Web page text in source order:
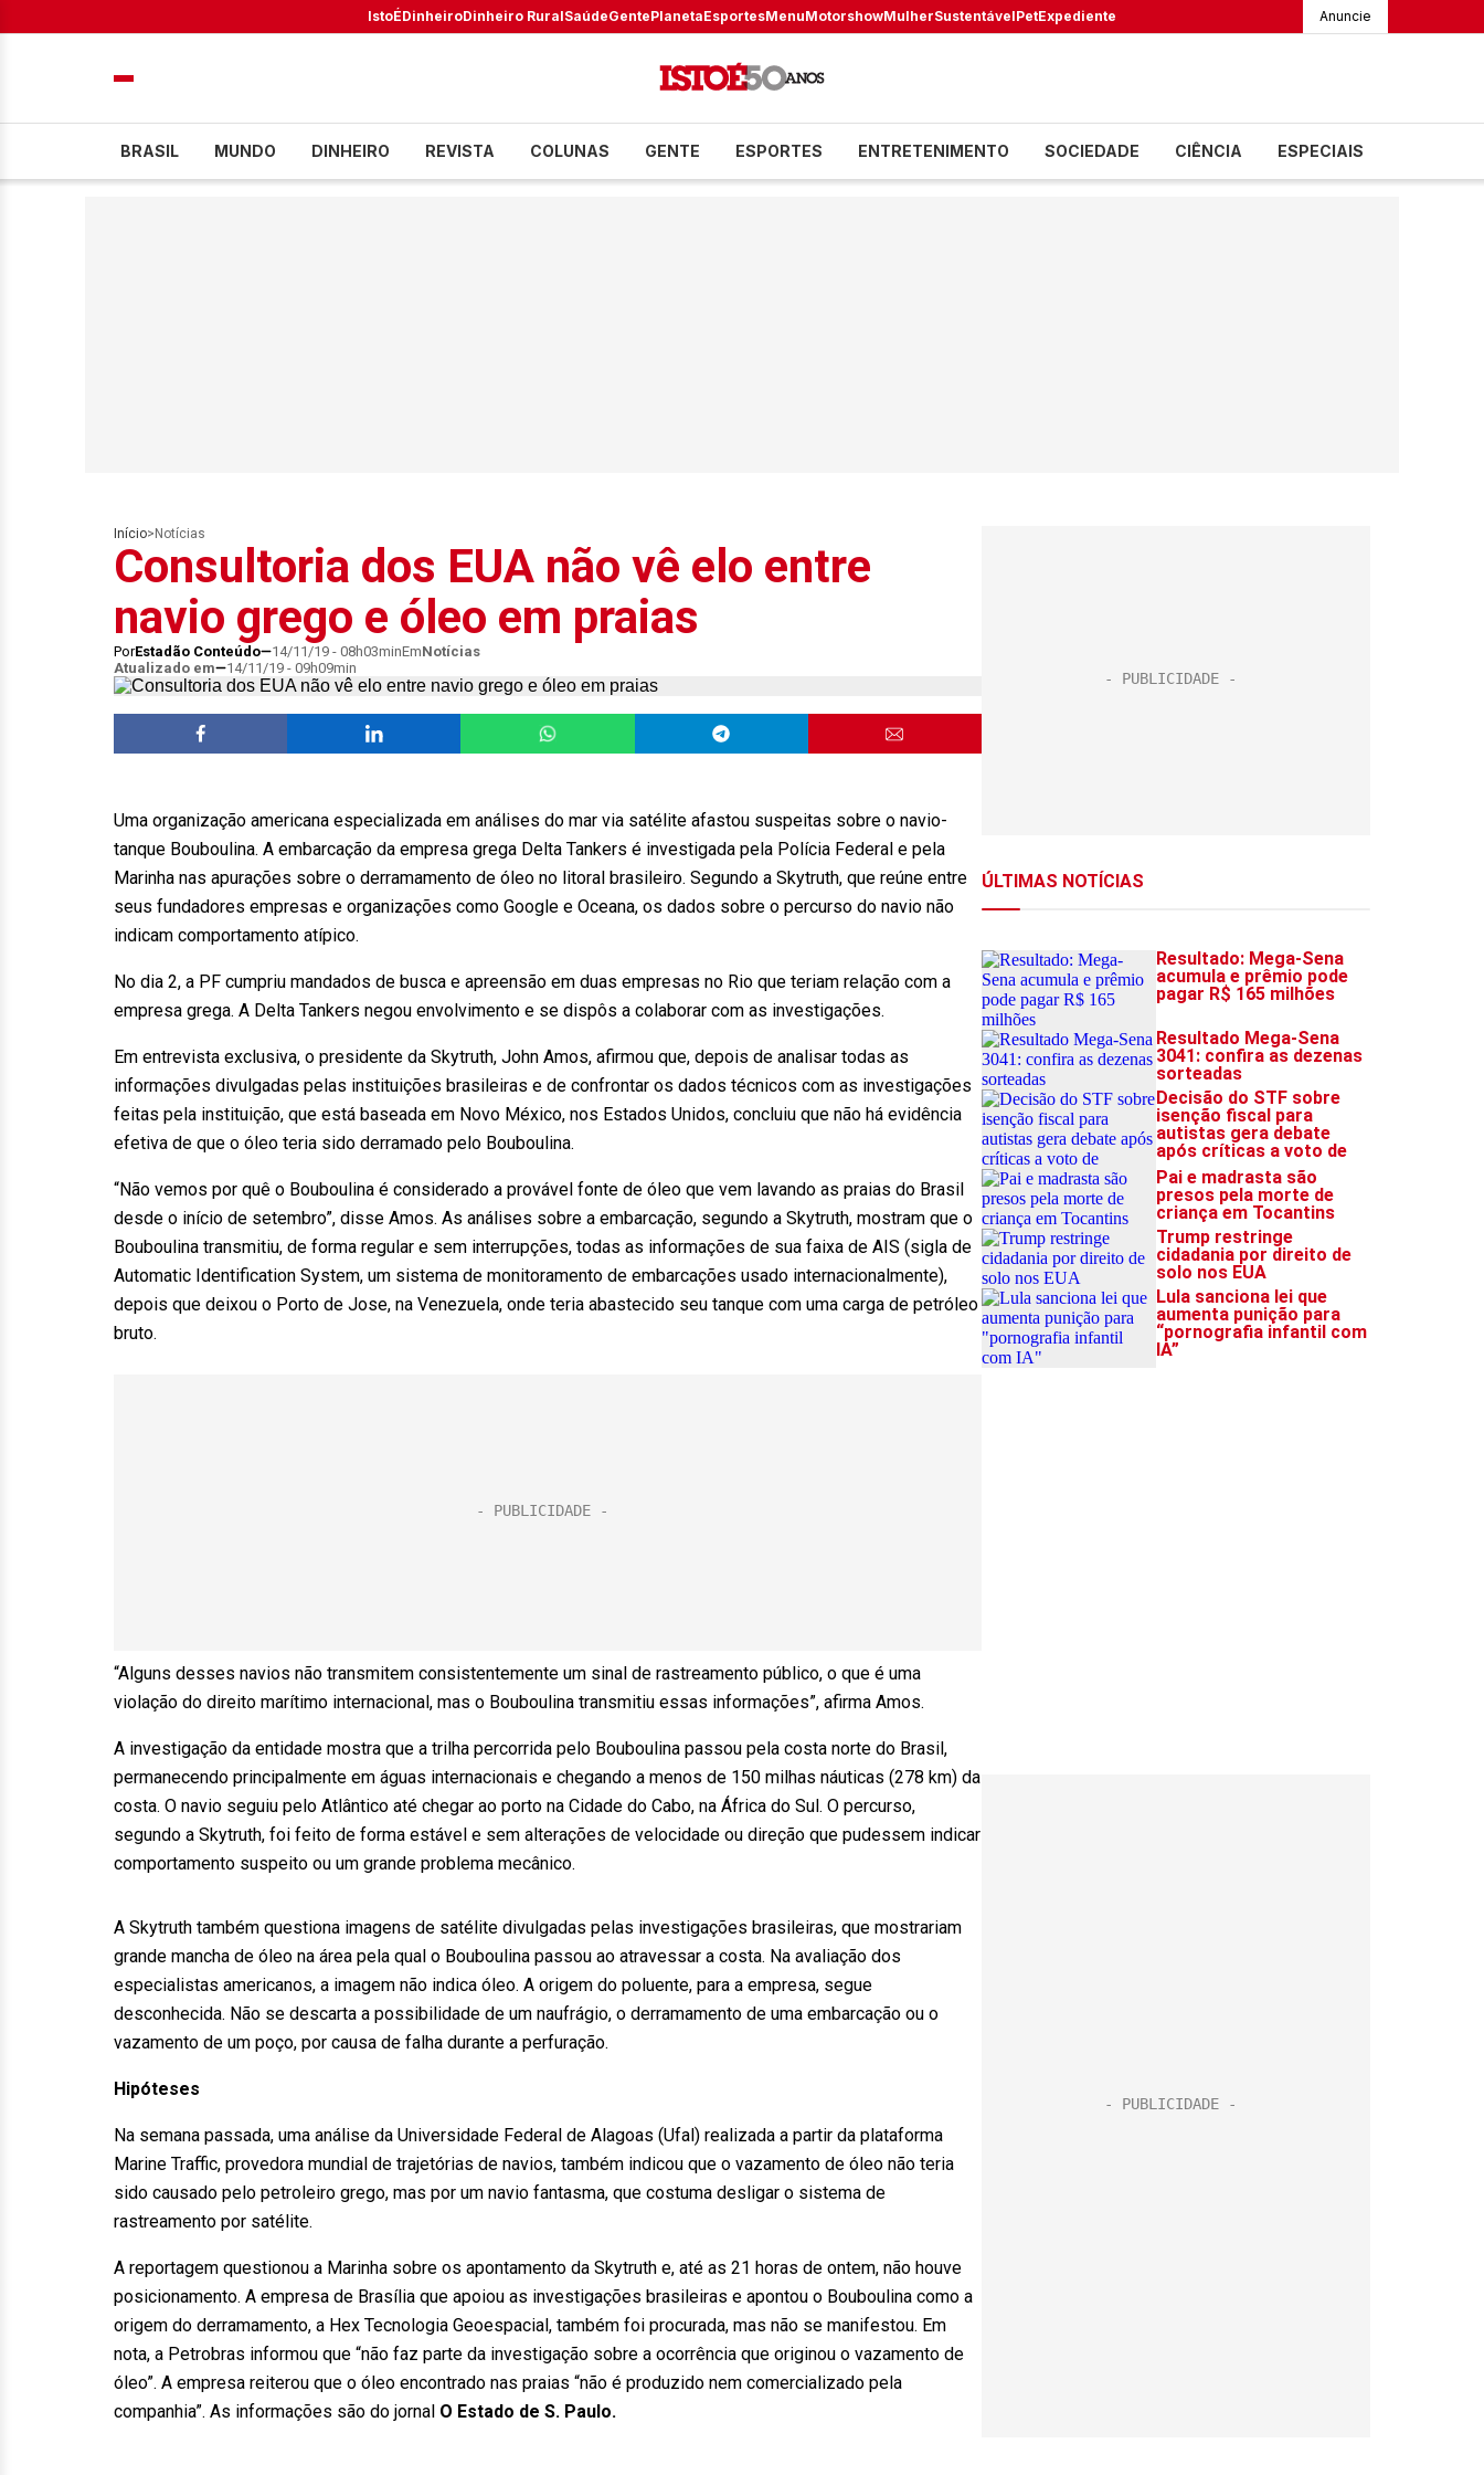
IstoÉDinheiroDinheiro RuralSaúdeGentePlanetaEsportesMenuMotorshowMulherSustentávelPetExpediente Anuncie
BRASIL MUNDO DINHEIRO REVISTA COLUNAS GENTE ESPORTES ENTRETENIMENTO SOCIEDADE CIÊNCIA ESPECIAIS
Início> Notícias
Consultoria dos EUA não vê elo entre
navio grego e óleo em praias
PorEstadão Conteúdo 14/11/19 - 08h03minEmNotícias
Atualizado em
14/11/19 - 09h09min
Uma organização americana especializada em análises do mar via satélite afastou suspeitas sobre o navio-
tanque Bouboulina. A embarcação da empresa grega Delta Tankers é investigada pela Polícia Federal e pela
Marinha nas apurações sobre o derramamento de óleo no litoral brasileiro. Segundo a Skytruth, que reúne entre
seus fundadores empresas e organizações como Google e Oceana, os dados sobre o percurso do navio não
indicam comportamento atípico.
No dia 2, a PF cumpriu mandados de busca e apreensão em duas empresas no Rio que teriam relação com a
empresa grega. A Delta Tankers negou envolvimento e se dispôs a colaborar com as investigações.
Em entrevista exclusiva, o presidente da Skytruth, John Amos, afirmou que, depois de analisar todas as
informações divulgadas pelas instituições brasileiras e de confrontar os dados técnicos com as investigações
feitas pela instituição, que está baseada em Novo México, nos Estados Unidos, concluiu que não há evidência
efetiva de que o óleo teria sido derramado pelo Bouboulina.
“Não vemos por quê o Bouboulina é considerado a provável fonte de óleo que vem lavando as praias do Brasil
desde o início de setembro”, disse Amos. As análises sobre a embarcação, segundo a Skytruth, mostram que o
Bouboulina transmitiu, de forma regular e sem interrupções, todas as informações de sua faixa de AIS (sigla de
Automatic Identification System, um sistema de monitoramento de embarcações usado internacionalmente),
depois que deixou o Porto de Jose, na Venezuela, onde teria abastecido seu tanque com uma carga de petróleo
bruto.
“Alguns desses navios não transmitem consistentemente um sinal de rastreamento público, o que é uma
violação do direito marítimo internacional, mas o Bouboulina transmitiu essas informações”, afirma Amos.
A investigação da entidade mostra que a trilha percorrida pelo Bouboulina passou pela costa norte do Brasil,
permanecendo principalmente em águas internacionais e chegando a menos de 150 milhas náuticas (278 km) da
costa. O navio seguiu pelo Atlântico até chegar ao porto na Cidade do Cabo, na África do Sul. O percurso,
segundo a Skytruth, foi feito de forma estável e sem alterações de velocidade ou direção que pudessem indicar
comportamento suspeito ou um grande problema mecânico.
A Skytruth também questiona imagens de satélite divulgadas pelas investigações brasileiras, que mostrariam
grande mancha de óleo na área pela qual o Bouboulina passou ao atravessar a costa. Na avaliação dos
especialistas americanos, a imagem não indica óleo. A origem do poluente, para a empresa, segue
desconhecida. Não se descarta a possibilidade de um naufrágio, o derramamento de uma embarcação ou o
vazamento de um poço, por causa de falha durante a perfuração.
Hipóteses
Na semana passada, uma análise da Universidade Federal de Alagoas (Ufal) realizada a partir da plataforma
Marine Traffic, provedora mundial de trajetórias de navios, também indicou que o vazamento de óleo não teria
sido causado pelo petroleiro grego, mas por um navio fantasma, que costuma desligar o sistema de
rastreamento por satélite.
A reportagem questionou a Marinha sobre os apontamento da Skytruth e, até as 21 horas de ontem, não houve
posicionamento. A empresa de Brasília que apoiou as investigações brasileiras e apontou o Bouboulina como a
origem do derramamento, a Hex Tecnologia Geoespacial, também foi procurada, mas não se manifestou. Em
nota, a Petrobras informou que “não faz parte da investigação sobre a ocorrência que originou o vazamento de
óleo”. A empresa reiterou que o óleo encontrado nas praias “não é produzido nem comercializado pela
companhia”. As informações são do jornal O Estado de S. Paulo.